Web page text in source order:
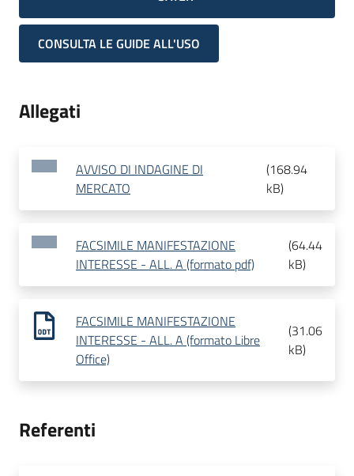
CONSULTA LE GUIDE ALL'USO
Allegati
AVVISO DI INDAGINE DI
MERCATO
(168.94
kB)
FACSIMILE MANIFESTAZIONE
INTERESSE - ALL. A (formato pdf)
(64.44
kB)
FACSIMILE MANIFESTAZIONE
INTERESSE - ALL. A (formato Libre
Office)
(31.06
kB)
Referenti